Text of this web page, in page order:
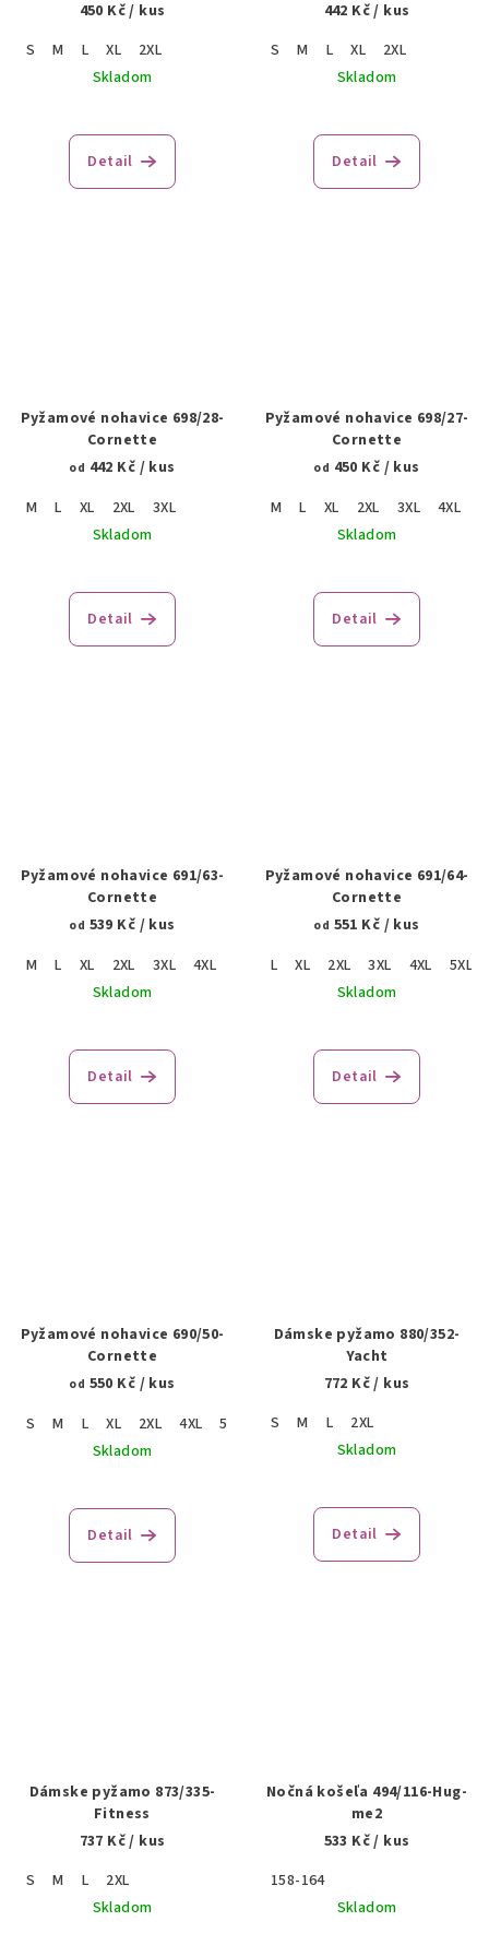
450 Kč/ kus
S
M L XL
2XL
Skladom
Detail
442 Kč/ kus
S
M L XL
2XL
Skladom
Detail
Pyžamové nohavice 698/28-
Cornette
od 442 Kč / kus
M
L XL 2XL
3XL
Skladom
Detail
Pyžamové nohavice 698/27-
Cornette
od 450 Kč / kus
M
L XL 2XL 3XL
4XL
Skladom
Detail
Pyžamové nohavice 691/63-
Cornette
od 539 Kč / kus
M
L XL 2XL 3XL 4XL
Skladom
Detail
Pyžamové nohavice 691/64-
Cornette
od 551 Kč / kus
L
XL 2XL 3XL 4XL
5XL
Skladom
Detail
Pyžamové nohavice 690/50-
Cornette
od 550 Kč / kus
S
M L XL 2XL 4XL
5XL
Skladom
Detail
Dámske pyžamo 880/352-
Yacht
772 Kč/ kus
S
M L
2XL
Skladom
Detail
Dámske pyžamo 873/335-
Fitness
737 Kč/ kus
S
M L
2XL
Skladom
Nočná košeľa 494/116-Hug-
me2
533 Kč/ kus
158-164
Skladom